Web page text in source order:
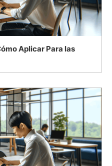
Aplicar Para las